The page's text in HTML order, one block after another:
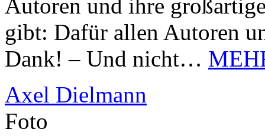
Autoren und ihre
gibt: Dafür allen Autoren
Dank! – Und nicht…
Axel Dielmann
Foto